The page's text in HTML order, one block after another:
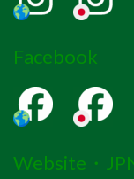
Facebook
Website・